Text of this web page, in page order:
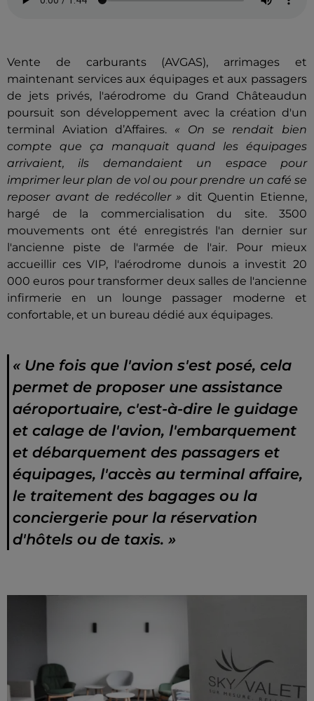
Vente de carburants (AVGAS), arrimages et
maintenant services aux équipages et aux passagers
de jets privés, l'aérodrome du Grand Châteaudun
poursuit son développement avec la création d'un
terminal Aviation d’Affaires. « On se rendait bien
compte que ça manquait quand les équipages
arrivaient, ils demandaient un espace pour
imprimer leur plan de vol ou pour prendre un café se
reposer avant de redécoller » dit Quentin Etienne,
hargé de la commercialisation du site. 3500
mouvements ont été enregistrés l'an dernier sur
l'ancienne piste de l'armée de l'air. Pour mieux
accueillir ces VIP, l'aérodrome dunois a investit 20
000 euros pour transformer deux salles de l'ancienne
infirmerie en un lounge passager moderne et
confortable, et un bureau dédié aux équipages.
« Une fois que l'avion s'est posé, cela
permet de proposer une assistance
aéroportuaire, c'est-à-dire le guidage
et calage de l'avion, l'embarquement
et débarquement des passagers et
équipages, l'accès au terminal affaire,
le traitement des bagages ou la
conciergerie pour la réservation
d'hôtels ou de taxis. »